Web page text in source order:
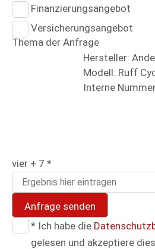
Finanzierungsangebot
Versicherungsangebot
Thema der Anfrage
Hersteller:
Modell: Ruff
Interne
vier + 7 *
Anfrage senden
* Ich habe die
gelesen und akzeptiere